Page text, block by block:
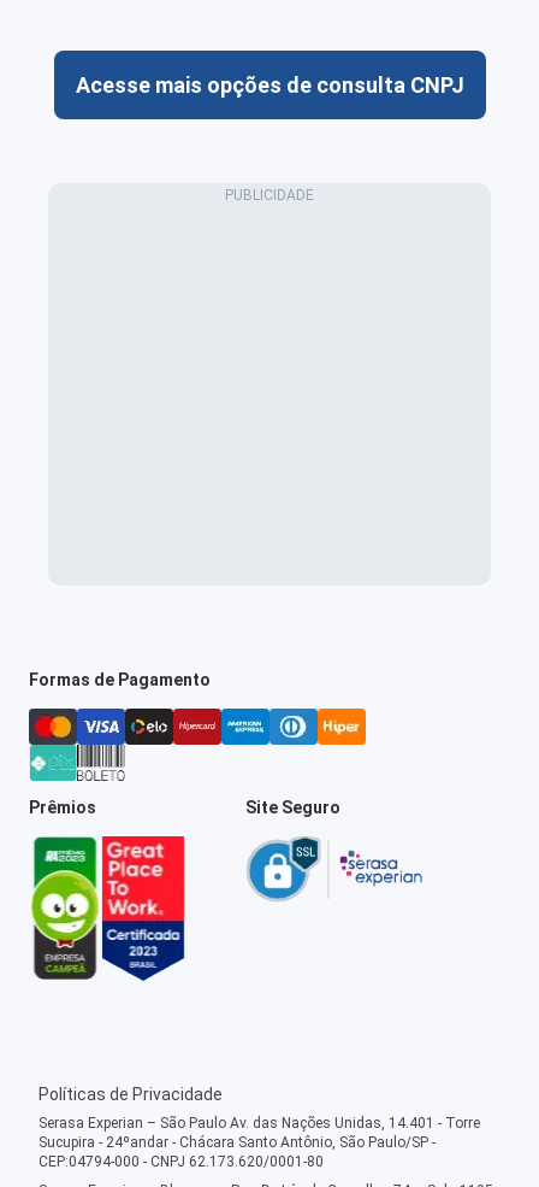
Acesse mais opções de consulta CNPJ
Formas de Pagamento
Prêmios Site Seguro
Políticas de Privacidade
Serasa Experian – São Paulo Av. das Nações Unidas, 14.401 - Torre
Sucupira - 24ºandar - Chácara Santo Antônio, São Paulo/SP -
CEP:04794-000 - CNPJ 62.173.620/0001-80